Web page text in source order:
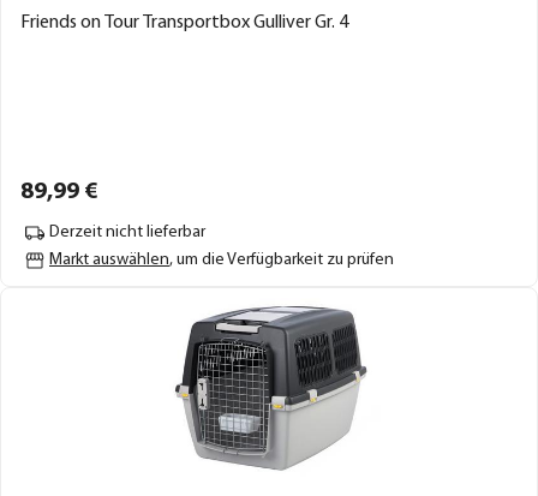
Friends on Tour Transportbox Gulliver Gr. 4
89,99 €
Derzeit nicht lieferbar
Markt auswählen, um die Verfügbarkeit zu prüfen